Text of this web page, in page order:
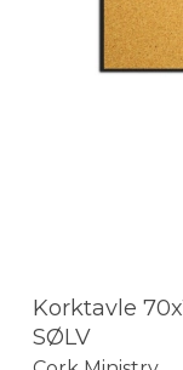
Korktavle
SØLV